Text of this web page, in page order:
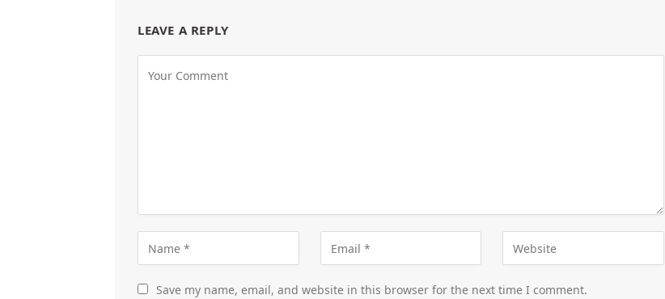
LEAVE A REPLY
Save my name, email, and website in this browser for the next time I comment.